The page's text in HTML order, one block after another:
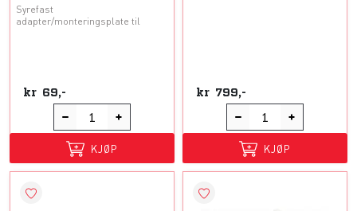
Syrefast
adapter/monteringsplate til
kr 69,-
KJØP
kr 799,-
KJØP